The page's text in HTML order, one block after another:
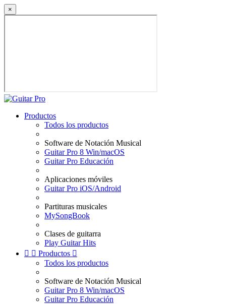
×
Productos
Todos los productos
Software de Notación Musical
Guitar Pro 8 Win/macOS
Guitar Pro Educación
Aplicaciones móviles
Guitar Pro iOS/Android
Partituras musicales
MySongBook
Clases de guitarra
Play Guitar Hits
  Productos 
Todos los productos
Software de Notación Musical
Guitar Pro 8 Win/macOS
Guitar Pro Educación